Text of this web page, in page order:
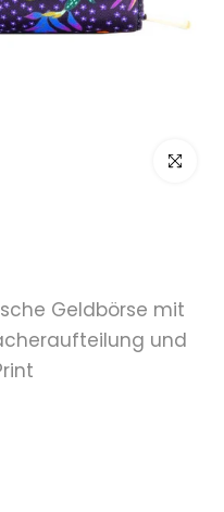
klicken
Geldbörse mit
und